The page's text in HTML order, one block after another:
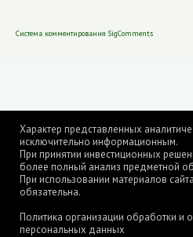
Система комментирования SigComments
Характер представленных
исключительно информационным.
При принятии инвестиционных
более полный анализ предметной
При использовании материалов
обязательна.
Политика организации обработки и
персональных данных